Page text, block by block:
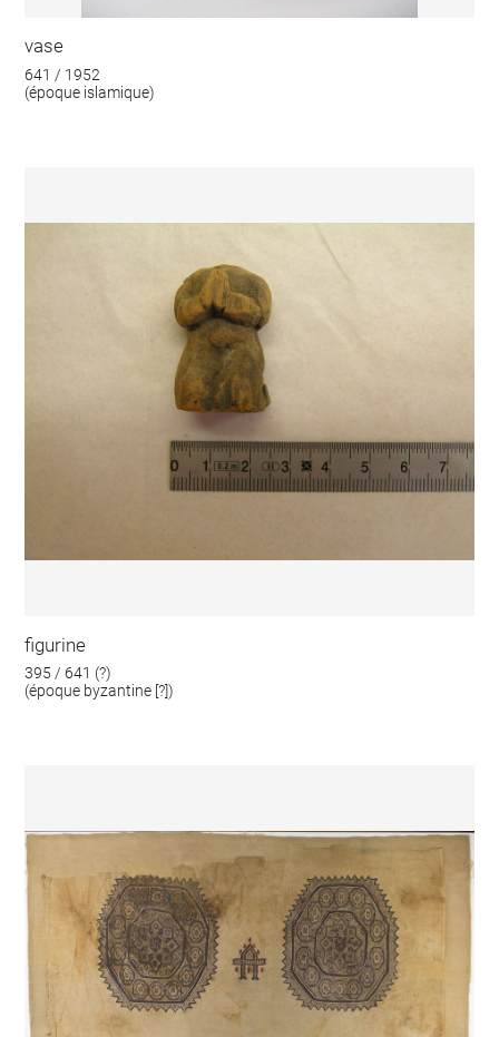
vase
641 / 1952
(époque islamique)
figurine
395 / 641 (?)
(époque byzantine [?])